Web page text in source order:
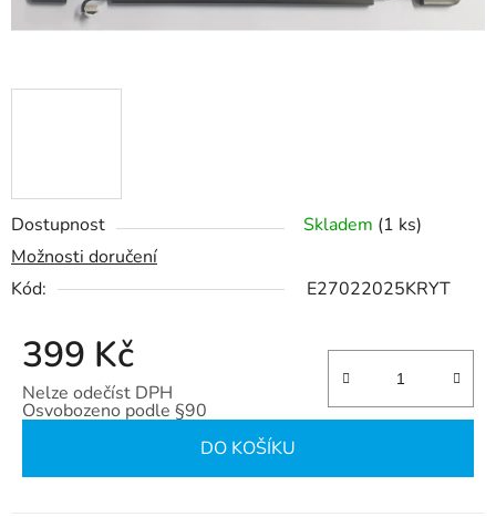
Dostupnost Skladem (1 ks)
Možnosti doručení
Kód:
E27022025KRYT
399 Kč
Nelze odečíst DPH
Osvobozeno podle §90
DO KOŠÍKU